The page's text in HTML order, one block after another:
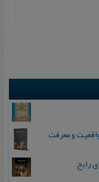
و معرفت
رایج